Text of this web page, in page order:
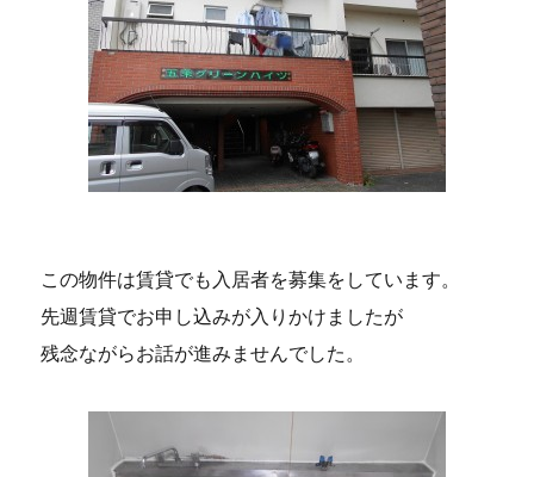
この物件は賃貸でも入居者を募集をしています。
先週賃貸でお申し込みが入りかけましたが
残念ながらお話が進みませんでした。